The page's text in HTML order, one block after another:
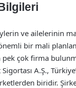
ve ailelerinin
bir mali
çok firma
A.Ş.,
biridir.